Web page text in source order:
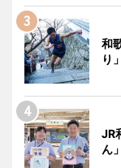
和
り
JR
ん